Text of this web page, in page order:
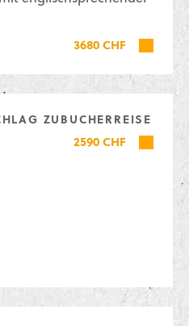
3680 CHF
ZUBUCHERREISE
2590 CHF